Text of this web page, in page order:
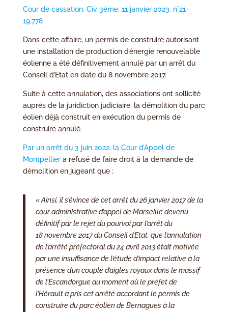
Cour de cassation, Civ 3ème, 11 janvier 2023, n°21-
19.778
Dans cette affaire, un permis de construire autorisant
une installation de production d’énergie renouvelable
éolienne a été définitivement annulé par un arrêt du
Conseil d’Etat en date du 8 novembre 2017.
Suite à cette annulation, des associations ont sollicité
auprès de la juridiction judiciaire, la démolition du parc
éolien déjà construit en exécution du permis de
construire annulé.
Par un arrêt du 3 juin 2022, la Cour d’Appel de
Montpelliera refusé de faire droit à la demande de
démolition en jugeant que :
«Ainsi, il s’évince de cet arrêt du 26 janvier 2017 de la
cour administrative d’appel de Marseille devenu
définitif par le rejet du pourvoi par l’arrêt du
18 novembre 2017 du Conseil d’Etat, que l’annulation
de l’arrêté préfectoral du 24 avril 2013 était motivée
par une insuffisance de l’étude d’impact relative à la
présence d’un couple d’aigles royaux dans le massif
de l’Escandorgue au moment où le préfet de
l’Hérault a pris cet arrêté accordant le permis de
construire du parc éolien de Bernagues à la